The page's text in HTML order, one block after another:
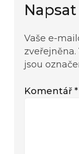
Vaše e-
zveřejněna.
jsou
Komentář *